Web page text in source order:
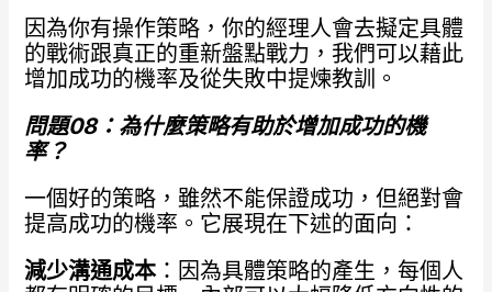
因為你有操作策略，你的經理人會去擬定具體
的戰術跟真正的重新盤點戰力，我們可以藉此
增加成功的機率及從失敗中提煉教訓。
問題08：為什麼策略有助於增加成功的機
率？
一個好的策略，雖然不能保證成功，但絕對會
提高成功的機率。它展現在下述的面向：
減少溝通成本：因為具體策略的產生，每個人